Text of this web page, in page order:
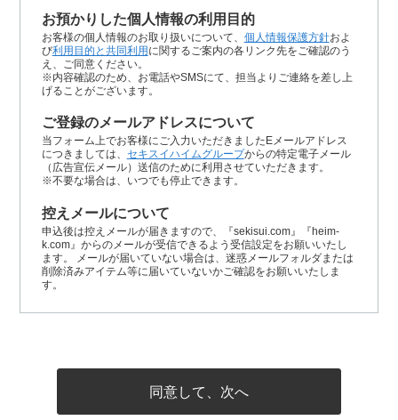
お預かりした個人情報の利用目的
お客様の個人情報のお取り扱いについて、 個人情報保護方針およ
び利用目的と共同利用 に関するご案内の各リンク先をご確認のう
え、ご同意ください。
※内容確認のため、お電話やSMSにて、担当よりご連絡を差し上
げることがございます。
ご登録のメールアドレスについて
当フォーム上でお客様にご入力いただきましたEメールアドレス
につきましては、 セキスイハイムグループからの特定電子メール
（広告宣伝メール）送信のために利用させていただきます。
※不要な場合は、いつでも停止できます。
控えメールについて
申込後は控えメールが届きますので、『sekisui.com』『heim-
k.com』からのメールが受信できるよう受信設定をお願いいたし
ます。 メールが届いていない場合は、迷惑メールフォルダまたは
削除済みアイテム等に届いていないかご確認をお願いいたしま
す。
同意して、次へ